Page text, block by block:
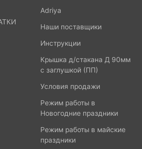
Adriya
Наши поставщики
Инструкции
Крышка д/стакана Д 90мм
с заглушкой (ПП)
Условия продажи
Режим работы в
Новогодние праздники
Режим работы в майские
праздники